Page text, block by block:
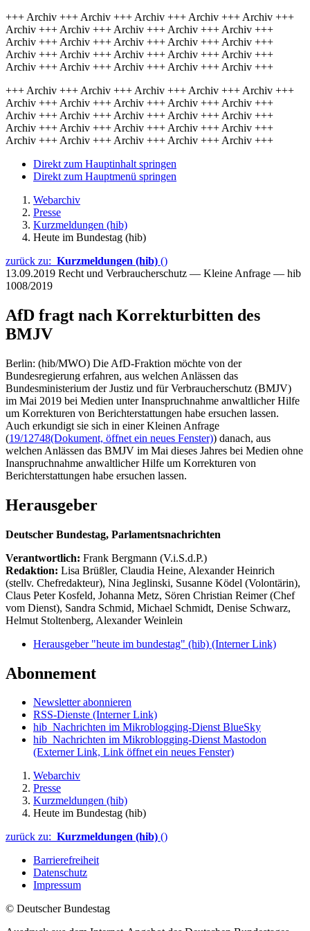
+++ Archiv +++ Archiv +++ Archiv +++ Archiv +++ Archiv +++
Archiv +++ Archiv +++ Archiv +++ Archiv +++ Archiv +++
Archiv +++ Archiv +++ Archiv +++ Archiv +++ Archiv +++
Archiv +++ Archiv +++ Archiv +++ Archiv +++ Archiv +++
Archiv +++ Archiv +++ Archiv +++ Archiv +++ Archiv +++
+++ Archiv +++ Archiv +++ Archiv +++ Archiv +++ Archiv +++
Archiv +++ Archiv +++ Archiv +++ Archiv +++ Archiv +++
Archiv +++ Archiv +++ Archiv +++ Archiv +++ Archiv +++
Archiv +++ Archiv +++ Archiv +++ Archiv +++ Archiv +++
Archiv +++ Archiv +++ Archiv +++ Archiv +++ Archiv +++
Direkt zum Hauptinhalt springen
Direkt zum Hauptmenü springen
Webarchiv
Presse
Kurzmeldungen (hib)
Heute im Bundestag (hib)
zurück zu: Kurzmeldungen (hib) ()
13.09.2019 Recht und Verbraucherschutz — Kleine Anfrage — hib
1008/2019
AfD fragt nach Korrekturbitten des
BMJV
Berlin: (hib/MWO) Die AfD-Fraktion möchte von der
Bundesregierung erfahren, aus welchen Anlässen das
Bundesministerium der Justiz und für Verbraucherschutz (BMJV)
im Mai 2019 bei Medien unter Inanspruchnahme anwaltlicher Hilfe
um Korrekturen von Berichterstattungen habe ersuchen lassen.
Auch erkundigt sie sich in einer Kleinen Anfrage
(19/12748(Dokument, öffnet ein neues Fenster)) danach, aus
welchen Anlässen das BMJV im Mai dieses Jahres bei Medien ohne
Inanspruchnahme anwaltlicher Hilfe um Korrekturen von
Berichterstattungen habe ersuchen lassen.
Herausgeber
Deutscher Bundestag, Parlamentsnachrichten
Verantwortlich: Frank Bergmann (V.i.S.d.P.)
Redaktion: Lisa Brüßler, Claudia Heine, Alexander Heinrich
(stellv. Chefredakteur), Nina Jeglinski, Susanne Ködel (Volontärin),
Claus Peter Kosfeld, Johanna Metz, Sören Christian Reimer (Chef
vom Dienst), Sandra Schmid, Michael Schmidt, Denise Schwarz,
Helmut Stoltenberg, Alexander Weinlein
Herausgeber "heute im bundestag" (hib) (Interner Link)
Abonnement
Newsletter abonnieren
RSS-Dienste (Interner Link)
hib_Nachrichten im Mikroblogging-Dienst BlueSky
hib_Nachrichten im Mikroblogging-Dienst Mastodon
(Externer Link, Link öffnet ein neues Fenster)
Webarchiv
Presse
Kurzmeldungen (hib)
Heute im Bundestag (hib)
zurück zu: Kurzmeldungen (hib) ()
Barrierefreiheit
Datenschutz
Impressum
© Deutscher Bundestag